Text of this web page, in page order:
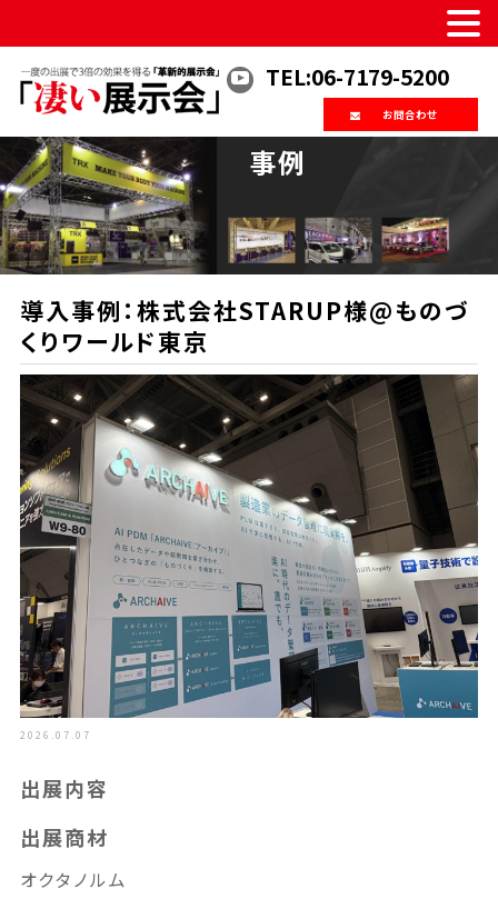
TEL:06-7179-5200
お問合わせ
事例
導入事例：株式会社STARUP様@ものづ
くりワールド東京
2026.07.07
出展内容
出展商材
オクタノルム